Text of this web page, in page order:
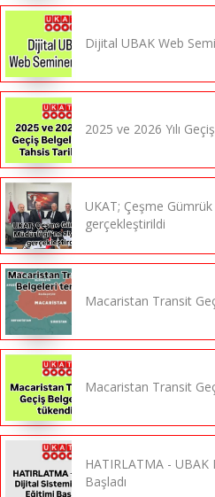
Dijital UBAK Web
2025 ve 2026 Yılı
UKAT; Çeşme
gerçekleştirildi
Macaristan Transit
Macaristan Transit
HATIRLATMA -
Başladı